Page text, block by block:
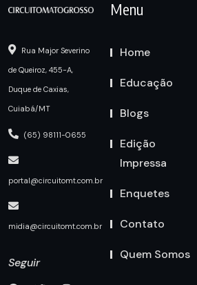
Rua Major Severino
de Queiroz, 455-A,
Duque de Caxias,
Cuiabá/MT
(65) 98111-0655
portal@circuitomt.com.br
midia@circuitomt.com.br
Seguir
Menu
Home
Educação
Blogs
Edição
Impressa
Enquetes
Contato
Quem Somos